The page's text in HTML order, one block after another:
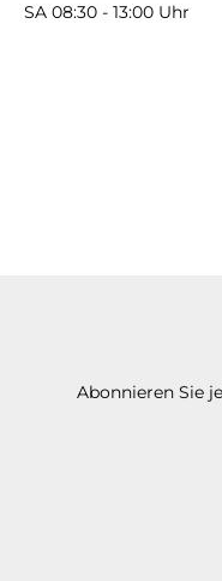
SA 08:30 - 13:00 Uhr
Abonnieren Sie